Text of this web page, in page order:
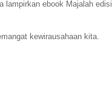
lampirkan ebook Majalah edisi
kewirausahaan kita.